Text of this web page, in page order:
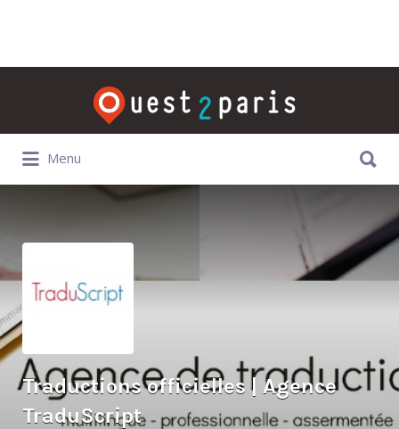
Rechercher:
Menu
Traductions officielles | Agence
TraduScript